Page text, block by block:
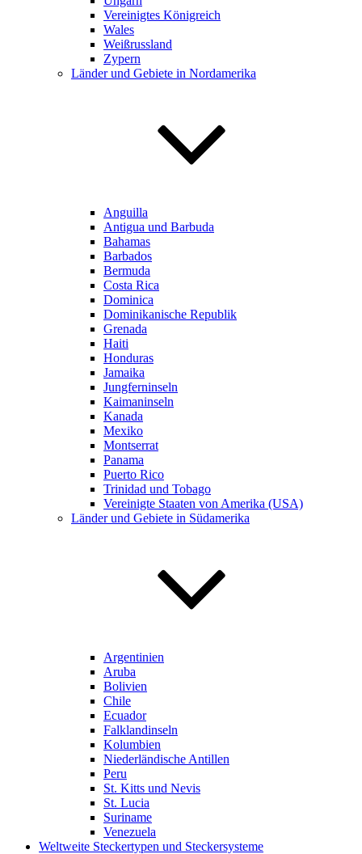
Vereinigtes Königreich
Wales
Weißrussland
Zypern
Länder und Gebiete in Nordamerika
Anguilla
Antigua und Barbuda
Bahamas
Barbados
Bermuda
Costa Rica
Dominica
Dominikanische Republik
Grenada
Haiti
Honduras
Jamaika
Jungferninseln
Kaimaninseln
Kanada
Mexiko
Montserrat
Panama
Puerto Rico
Trinidad und Tobago
Vereinigte Staaten von Amerika (USA)
Länder und Gebiete in Südamerika
Argentinien
Aruba
Bolivien
Chile
Ecuador
Falklandinseln
Kolumbien
Niederländische Antillen
Peru
St. Kitts und Nevis
St. Lucia
Suriname
Venezuela
Weltweite Steckertypen und Steckersysteme